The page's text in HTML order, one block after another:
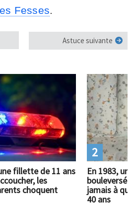
Fesses.
Astuce suivante
fillette de 11 ans
les
choquent
En 1983, un
bouleversé
jamais à
40 ans
2